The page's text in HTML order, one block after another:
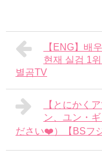
【ENG】배
현재 실검 1
별곰TV
【とにかく
ン、ユン・
ださい❤️）【BSフジ